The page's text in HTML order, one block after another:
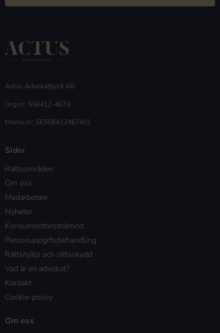
Actus Advokatbyrå AB
Org.nr: 556412-4674
Moms.nr: SE556412467401
Sidor
Rättsområden
Om oss
Medarbetare
Nyheter
Konsumenttvistnämnd
Personuppgiftsbehandling
Rättshjälp och rättsskydd
Vad är en advokat?
Kontakt
Cookie-policy
Om oss